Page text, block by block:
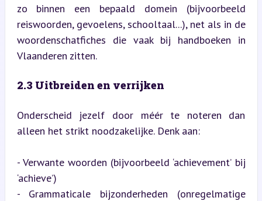
zo binnen een bepaald domein (bijvoorbeeld
reiswoorden, gevoelens, schooltaal...), net als in de
woordenschatfiches die vaak bij handboeken in
Vlaanderen zitten.
2.3 Uitbreiden en verrijken
Onderscheid jezelf door méér te noteren dan
alleen het strikt noodzakelijke. Denk aan:
- Verwante woorden (bijvoorbeeld ‘achievement’ bij
‘achieve’)
- Grammaticale bijzonderheden (onregelmatige